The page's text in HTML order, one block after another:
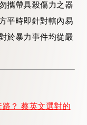
攜帶具殺傷力之器
平時即針對轄內易
於暴力事件均從嚴
？ 蔡英文選對的